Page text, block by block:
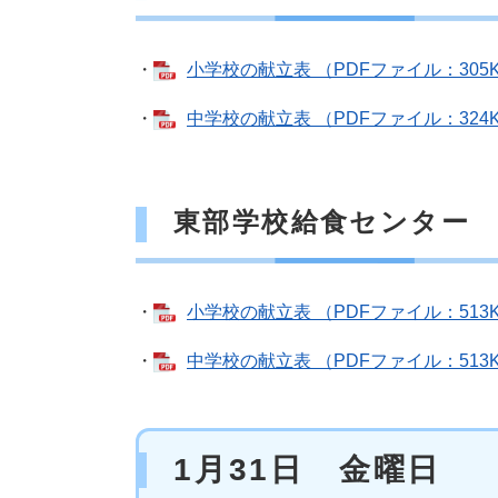
・ 小学校の献立表 （PDFファイル：
・ 中学校の献立表 （PDFファイル：
東部学校給食センター
・ 小学校の献立表 （PDFファイル：
・ 中学校の献立表 （PDFファイル：
1月31日 金曜日